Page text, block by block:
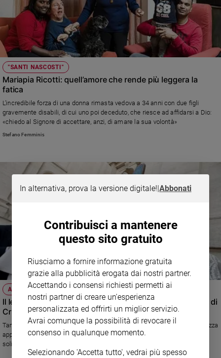
"SANTI NASCOSTI"
Mariapia Ricotti: quell’amore che rende più leggera la
fatica
L’incredibile forza di una donna rimasta vedova a 34 anni con due figli
gravemente disabili, di cui uno poi deceduto, che riesce ad affidarsi a Dio:
«chiedo al Signore di accettare, anzi, di amare la sua volontà»
Stefano Femminis
ATTUALITÀ
Il legno delle barche dei profughi è lo stesso della croce di
Cristo
Tante scadenze e impegni svaniranno come neve al sole, bontà e tenerezza
appartengono al “libro della vita”. Auguriamoci per il nuovo anno più
solidarietà e condivisione. La lettera del cardinale Gualtiero Bassetti,
Presidente della Cei, pubblicata sul numero di gennaio di Vita Pastorale.
In alternativa, prova la versione digitale!|Abbonati
Contribuisci a mantenere
questo sito gratuito
Riusciamo a fornire informazione gratuita
grazie alla pubblicità erogata dai nostri partner.
Accettando i consensi richiesti permetti ai
nostri partner di creare un'esperienza
personalizzata ed offrirti un miglior servizio.
Avrai comunque la possibilità di revocare il
consenso in qualunque momento.
Selezionando 'Accetta tutto', vedrai più spesso